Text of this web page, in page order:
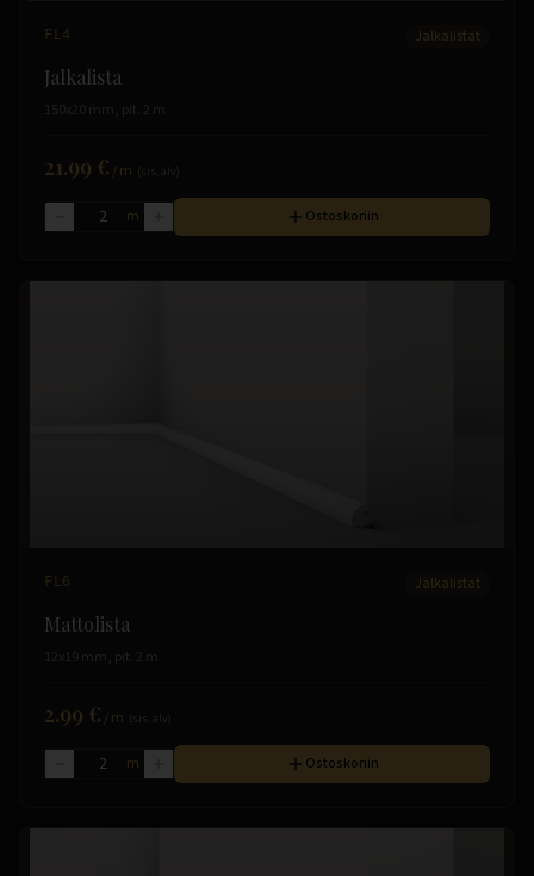
FL4 Jalkalistat
Jalkalista
150x20 mm, pit. 2 m
21.99 € /m
m Ostoskoriin
FL6 Jalkalistat
Mattolista
12x19 mm, pit. 2 m
2.99 € /m
m Ostoskoriin